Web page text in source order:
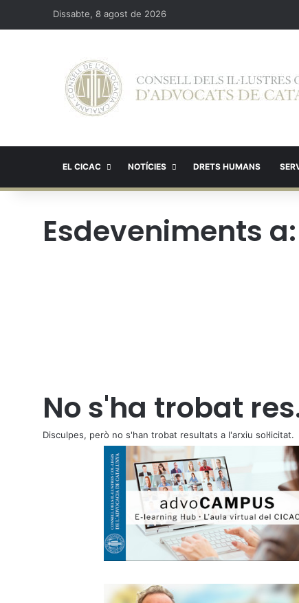
Dissabte, 8 agost de 2026
EL CICAC NOTÍCIES DRETS HUMANS
Esdeveniments a:
No s'ha trobat
Disculpes, però no s'han trobat resultats a l'arxiu sol·licitat.